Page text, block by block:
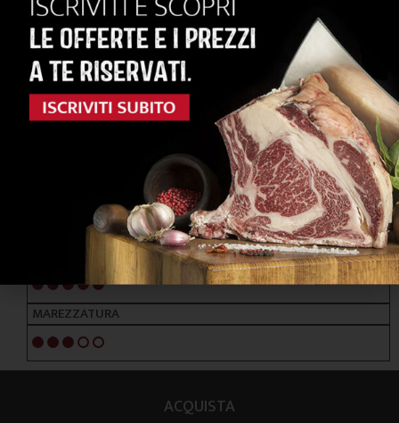
RAZZE PRINCIPALI
FRISONA BALTICA - HOLSTEIN
ALIMENTAZIONE
NOTE ORGANOLETTICHE
Morbido ed aromatico
MAREZZATURA
3/5
ACQUISTA